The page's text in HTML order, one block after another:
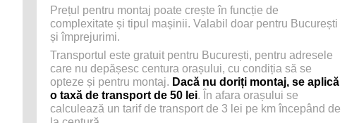
Prețul pentru montaj poate crește în funcție de
complexitate și tipul mașinii. Valabil doar pentru București
și împrejurimi.
Transportul este gratuit pentru București, pentru adresele
care nu depășesc centura orașului, cu condiția să se
opteze și pentru montaj. Dacă nu doriți montaj, se aplică
o taxă de transport de 50 lei. În afara orașului se
calculează un tarif de transport de 3 lei pe km începând de